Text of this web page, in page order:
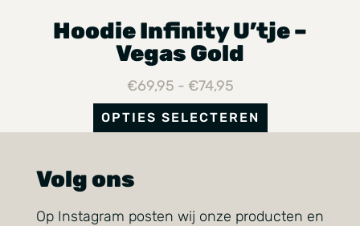
Hoodie Infinity U’tje –
Vegas Gold
€69,95 - €74,95
OPTIES SELECTEREN
Volg ons
Op Instagram posten wij onze producten en